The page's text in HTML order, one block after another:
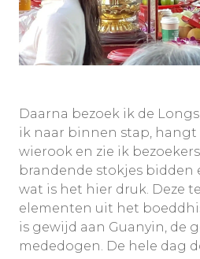
Daarna bezoek ik de
ik naar binnen stap, hangt
wierook en zie ik
brandende stokjes bidden
wat is het hier druk. Deze
elementen uit het
is gewijd aan Guanyin, de
mededogen. De hele dag